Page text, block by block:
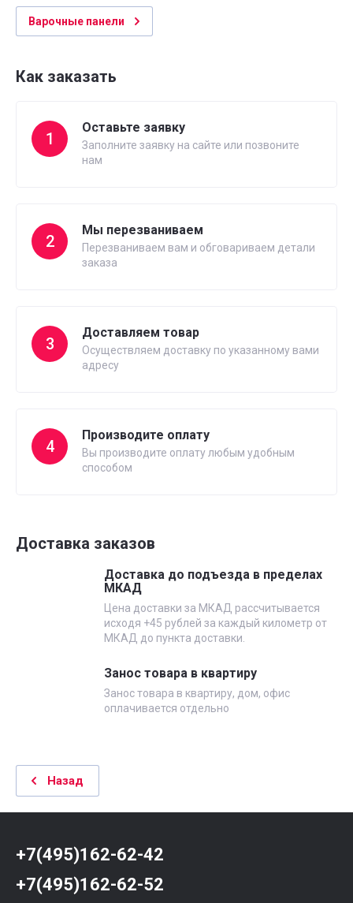
Варочные панели
Как заказать
1
Оставьте заявку
Заполните заявку на сайте или позвоните
нам
2
Мы перезваниваем
Перезваниваем вам и обговариваем детали
заказа
3
Доставляем товар
Осуществляем доставку по указанному вами
адресу
4
Производите оплату
Вы производите оплату любым удобным
способом
Доставка заказов
Доставка до подъезда в пределах
МКАД
Цена доставки за МКАД рассчитывается
исходя +45 рублей за каждый километр от
МКАД до пункта доставки.
Занос товара в квартиру
Занос товара в квартиру, дом, офис
оплачивается отдельно
Назад
+7(495)162-62-42
+7(495)162-62-52